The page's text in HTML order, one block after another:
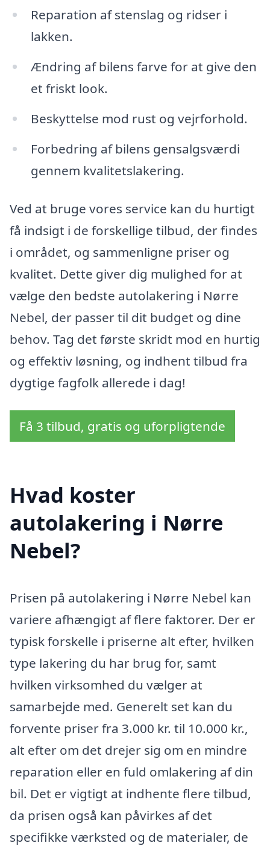
Reparation af stenslag og ridser i
lakken.
Ændring af bilens farve for at give den
et friskt look.
Beskyttelse mod rust og vejrforhold.
Forbedring af bilens gensalgsværdi
gennem kvalitetslakering.
Ved at bruge vores service kan du hurtigt
få indsigt i de forskellige tilbud, der findes
i området, og sammenligne priser og
kvalitet. Dette giver dig mulighed for at
vælge den bedste autolakering i Nørre
Nebel, der passer til dit budget og dine
behov. Tag det første skridt mod en hurtig
og effektiv løsning, og indhent tilbud fra
dygtige fagfolk allerede i dag!
Få 3 tilbud, gratis og uforpligtende
Hvad koster
autolakering i Nørre
Nebel?
Prisen på autolakering i Nørre Nebel kan
variere afhængigt af flere faktorer. Der er
typisk forskelle i priserne alt efter, hvilken
type lakering du har brug for, samt
hvilken virksomhed du vælger at
samarbejde med. Generelt set kan du
forvente priser fra 3.000 kr. til 10.000 kr.,
alt efter om det drejer sig om en mindre
reparation eller en fuld omlakering af din
bil. Det er vigtigt at indhente flere tilbud,
da prisen også kan påvirkes af det
specifikke værksted og de materialer, de